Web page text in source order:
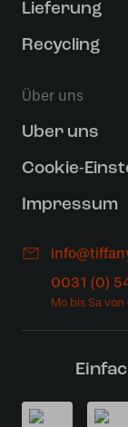
Lieferung
Recycling
Über uns
Uber uns
Cookie-
Impressum
0031 (0)